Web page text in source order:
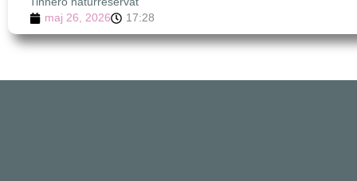
maj 26, 2026
17:28